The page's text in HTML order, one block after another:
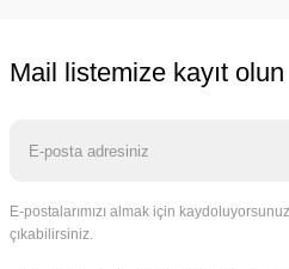
Cerrahi bone teknisyen desenli
99,00 TL
Mail listemize kayıt olun
E-postalarımızı almak için
çıkabilirsiniz.